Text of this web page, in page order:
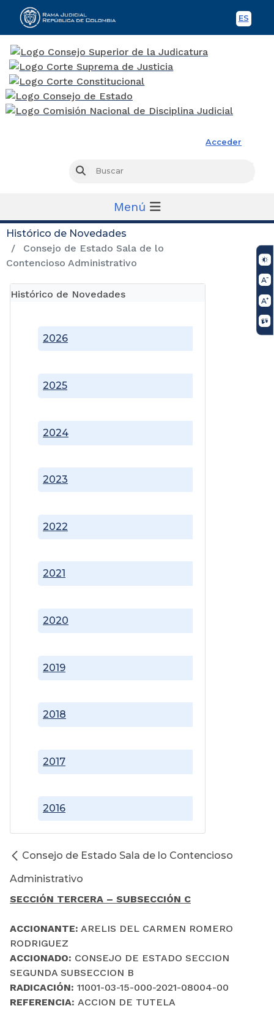
ES
Acceder
Buscar
Menú
Histórico de Novedades
Consejo de Estado Sala de lo
Contencioso Administrativo
Histórico de Novedades
2016
2017
2018
2019
2020
2021
2022
2023
2024
2025
2026
Consejo de Estado Sala de lo Contencioso
Administrativo
SECCIÓN TERCERA – SUBSECCIÓN C
ACCIONANTE: ARELIS DEL CARMEN ROMERO
RODRIGUEZ
ACCIONADO: CONSEJO DE ESTADO SECCION
SEGUNDA SUBSECCION B
RADICACIÓN: 11001-03-15-000-2021-08004-00
REFERENCIA: ACCION DE TUTELA